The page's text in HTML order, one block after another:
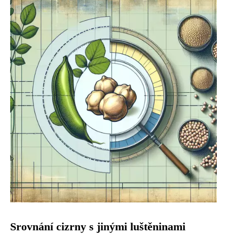
Srovnání cizrny s jinými luštěninami